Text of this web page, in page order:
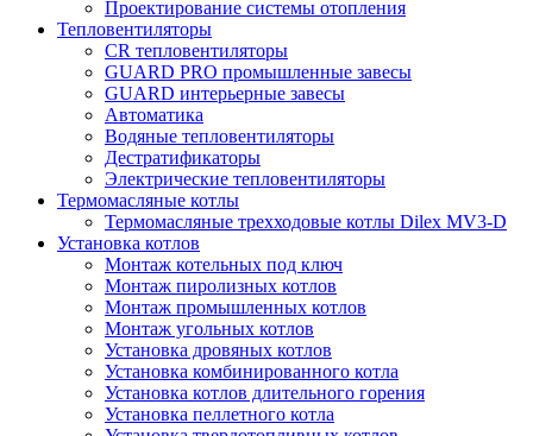
Проектирование системы отопления
Тепловентиляторы
CR тепловентиляторы
GUARD PRO промышленные завесы
GUARD интерьерные завесы
Автоматика
Водяные тепловентиляторы
Дестратификаторы
Электрические тепловентиляторы
Термомасляные котлы
Термомасляные трехходовые котлы Dilex MV3-D
Установка котлов
Монтаж котельных под ключ
Монтаж пиролизных котлов
Монтаж промышленных котлов
Монтаж угольных котлов
Установка дровяных котлов
Установка комбинированного котла
Установка котлов длительного горения
Установка пеллетного котла